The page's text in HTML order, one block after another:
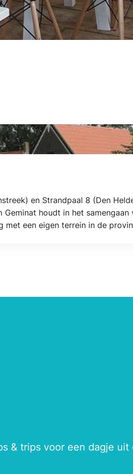
en Strandpaal 8 (Den
houdt in het
met een eigen terrein in de
& trips voor een dagje